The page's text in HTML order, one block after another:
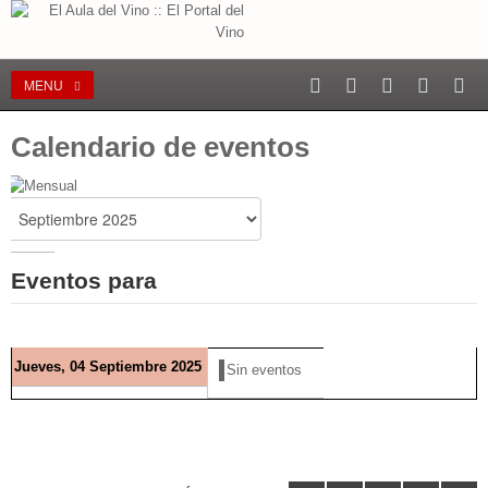
MENU
Calendario de eventos
Eventos para
Jueves, 04 Septiembre 2025 Sin eventos